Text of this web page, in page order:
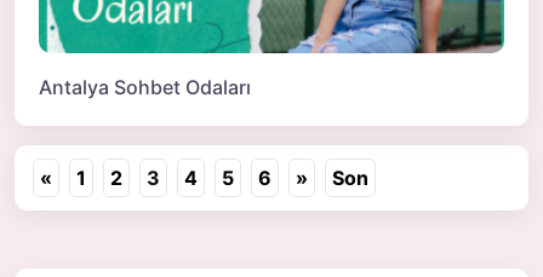
Antalya Sohbet Odaları
« 1 2 3 4 5 6 » Son